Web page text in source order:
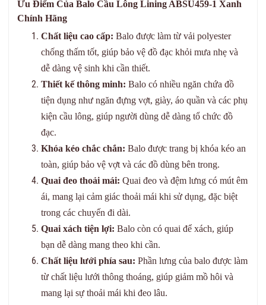
Ưu Điểm Của Balo Cầu Lông Lining ABSU459-1 Xanh
Chính Hãng
Chất liệu cao cấp: Balo được làm từ vải polyester
chống thấm tốt, giúp bảo vệ đồ đạc khỏi mưa nhẹ và
dễ dàng vệ sinh khi cần thiết.
Thiết kế thông minh: Balo có nhiều ngăn chứa đồ
tiện dụng như ngăn đựng vợt, giày, áo quần và các phụ
kiện cầu lông, giúp người dùng dễ dàng tổ chức đồ
đạc.
Khóa kéo chắc chắn: Balo được trang bị khóa kéo an
toàn, giúp bảo vệ vợt và các đồ dùng bên trong.
Quai đeo thoải mái: Quai đeo và đệm lưng có mút êm
ái, mang lại cảm giác thoải mái khi sử dụng, đặc biệt
trong các chuyến đi dài.
Quai xách tiện lợi: Balo còn có quai để xách, giúp
bạn dễ dàng mang theo khi cần.
Chất liệu lưới phía sau: Phần lưng của balo được làm
từ chất liệu lưới thông thoáng, giúp giảm mồ hôi và
mang lại sự thoải mái khi đeo lâu.